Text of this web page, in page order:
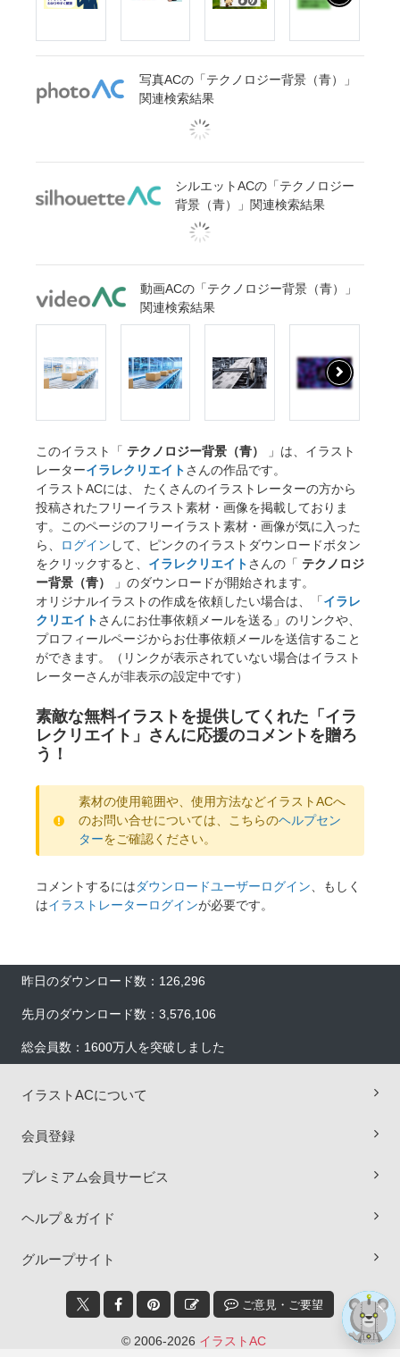
写真ACの「テクノロジー背景（青）」
関連検索結果
シルエットACの「テクノロジー
背景（青）」関連検索結果
動画ACの「テクノロジー背景（青）」
関連検索結果
このイラスト「 テクノロジー背景（青）
」は、イラスト
レーターイラレクリエイトさんの作品です。
イラストACには、 たくさんのイラストレーターの方から
投稿されたフリーイラスト素材・画像を掲載しておりま
す。このページのフリーイラスト素材・画像が気に入った
ら、
ログイン して、ピンクのイラストダウンロードボタン
をクリックすると、 イラレクリエイトさんの「 テクノロジ
ー背景（青）
」のダウンロードが開始されます。
オリジナルイラストの作成を依頼したい場合は、「イラレ
クリエイトさんにお仕事依頼メールを送る」のリンクや、
プロフィールページからお仕事依頼メールを送信すること
ができます。（リンクが表示されていない場合はイラスト
レーターさんが非表示の設定中です）
素敵な無料イラストを提供してくれた「イラ
レクリエイト」さんに応援のコメントを贈ろ
う！
素材の使用範囲や、使用方法などイラストACへ
のお問い合せについては、こちらのヘルプセン
ターをご確認ください。
コメントするにはダウンロードユーザーログイン、もしく
はイラストレーターログインが必要です。
昨日のダウンロード数：126,296
先月のダウンロード数：3,576,106
総会員数：1600万人を突破しました
イラストACについて
会員登録
プレミアム会員サービス
ヘルプ＆ガイド
グループサイト
ご意見・ご要望
© 2006-2026 イラストAC